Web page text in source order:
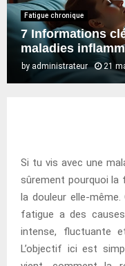
Fatigue chronique
7 Informations
maladies
by administrateur 21
Si tu vis avec une
sûrement pourquoi la
la douleur elle-
fatigue a des
intense, fluctuante
L’objectif ici est